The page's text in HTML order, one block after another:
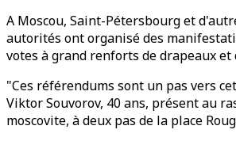
A Moscou, Saint-Pétersbourg et
autorités ont organisé des
votes à grand renforts de drapeaux et
"Ces référendums sont un pas vers
Viktor Souvorov, 40 ans, présent au
moscovite, à deux pas de la place